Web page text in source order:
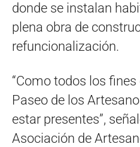
donde se instalan
plena obra de
refuncionalización.
“Como todos los
Paseo de los
estar presentes”,
Asociación de